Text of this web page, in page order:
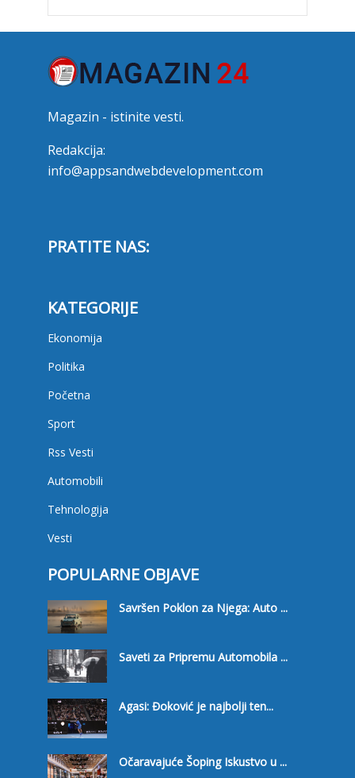
Magazin - istinite vesti.
Redakcija:
info@appsandwebdevelopment.com
PRATITE NAS:
KATEGORIJE
Ekonomija
Politika
Početna
Sport
Rss Vesti
Automobili
Tehnologija
Vesti
POPULARNE OBJAVE
Savršen Poklon za Njega: Auto ...
Saveti za Pripremu Automobila ...
Agasi: Đoković je najbolji ten...
Očaravajuće Šoping Iskustvo u ...